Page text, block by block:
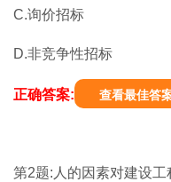
C.询价招标
D.非竞争性招标
正确答案: 查看最佳答
第2题:人的因素对建设